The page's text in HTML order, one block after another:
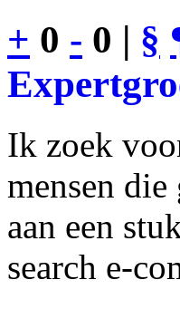
+ 0 - 0 | §
Ik zoek
mensen
aan een
search e-